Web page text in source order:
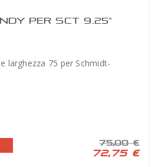
PER SCT 9.25"
larghezza 75 per Schmidt-
75,00 €
72,75 €